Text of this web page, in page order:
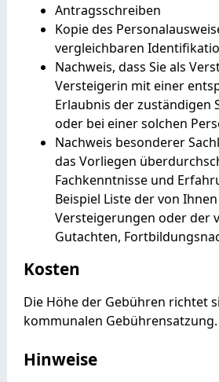
Antragsschreiben
Kopie des
vergleichbaren
Nachweis, dass Sie als
Versteigerin mit einer
Erlaubnis der zuständigen
oder bei einer solchen
Nachweis besonderer
das Vorliegen
Fachkenntnisse und
Beispiel Liste der von
Versteigerungen oder der
Gutachten,
Kosten
Die Höhe der Gebühren richtet
kommunalen Gebührensatzung.
Hinweise